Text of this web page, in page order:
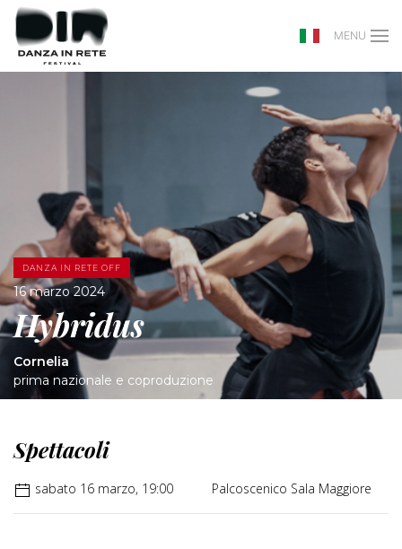
MENU
DANZA IN RETE OFF
16 marzo 2024
Hybridus
Cornelia
prima nazionale e coproduzione
Spettacoli
sabato 16 marzo, 19:00 Palcoscenico Sala Maggiore